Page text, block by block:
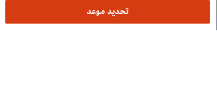
تحديد موعد
المركز